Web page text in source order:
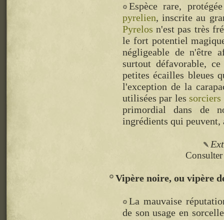
Espèce rare,
pyrelien, inscrite au
Pyrelos n'est pas très
le fort potentiel
négligeable de n'être
surtout défavorable,
petites écailles bleues
l'exception de la
utilisées par lessorciers
primordial dans de
ingrédients qui
Vipère noire, ou vipère
La mauvaise
de son usage en